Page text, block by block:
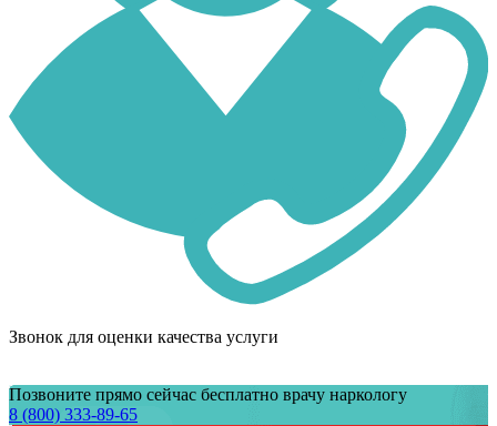
Звонок для оценки качества услуги
Позвоните прямо сейчас бесплатно врачу наркологу
8 (800) 333-89-65